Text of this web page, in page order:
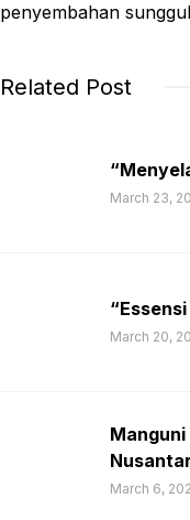
penyembahan
Related Post
March 23,
March 20,
Manguni
March 6,